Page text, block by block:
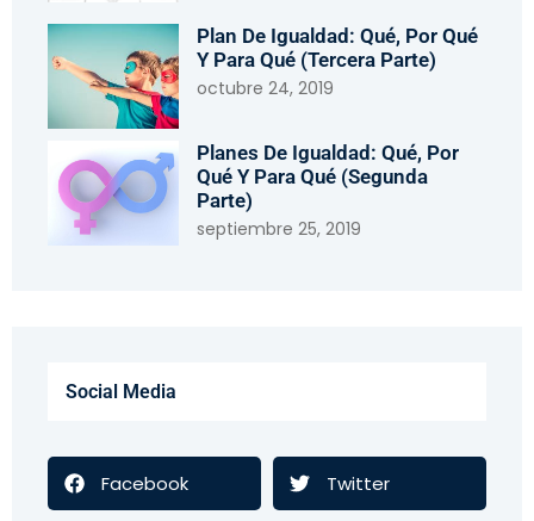
Plan De Igualdad: Qué, Por Qué
Y Para Qué (tercera Parte)
octubre 24, 2019
Planes De Igualdad: Qué, Por
Qué Y Para Qué (segunda
Parte)
septiembre 25, 2019
Social Media
Facebook Twitter